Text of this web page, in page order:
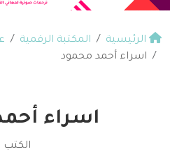
الرئيسية المكتبة الرقمية
اسراء أحمد محمود
اسراء
الكتب 1